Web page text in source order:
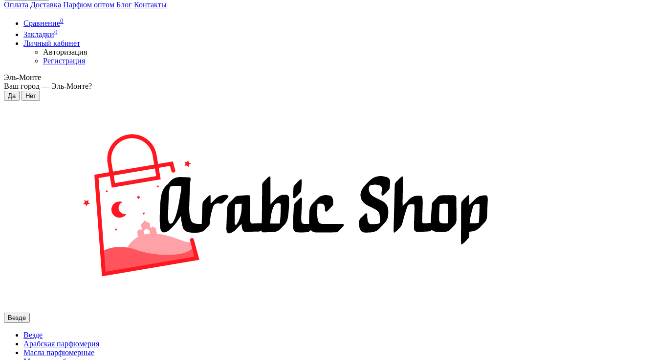
Оплата Доставка Парфюм оптом Блог Контакты
Сравнение0
Закладки0
Личный кабинет
Авторизация
Регистрация
Эль-Монте
Ваш город — Эль-Монте?
Везде
Везде
Арабская парфюмерия
Масла парфюмерные